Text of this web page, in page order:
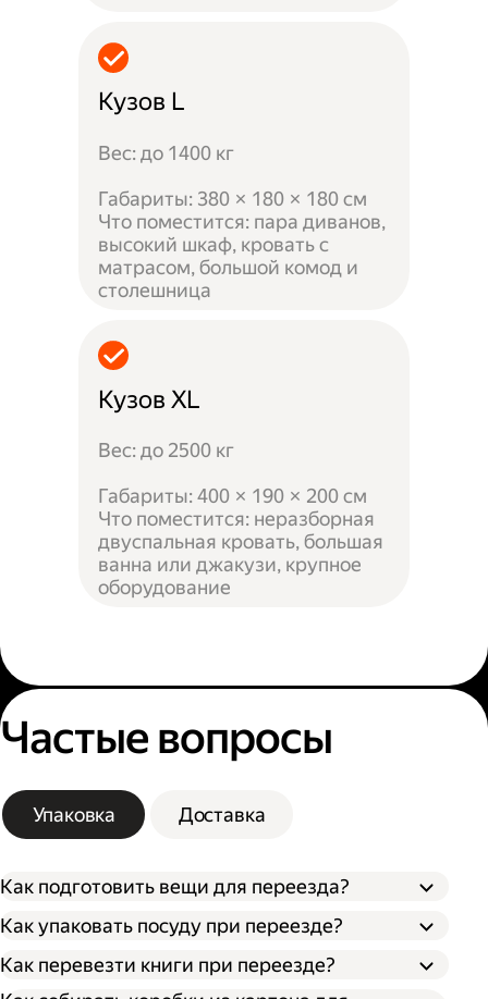
Кузов L
Вес: до 1400 кг
Габариты: 380 × 180 × 180 см
Что поместится: пара диванов,
высокий шкаф, кровать с
матрасом, большой комод и
столешница
Кузов XL
Вес: до 2500 кг
Габариты: 400 × 190 × 200 см
Что поместится: неразборная
двуспальная кровать, большая
ванна или джакузи, крупное
оборудование
Частые вопросы
Упаковка Доставка
Как подготовить вещи для переезда?
Сначала упакуйте предметы интерьера,
обувь и одежду, которые не понадобятся в
Как упаковать посуду при переезде?
Застелите дно коробки поролоном,
синтепоном или другим мягким
Как перевезти книги при переезде?